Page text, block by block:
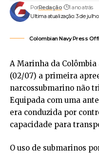
Ultima atualização: 3 de julho
PorRedação 1 ano atrás
Colombian Navy Press
A Marinha da
(02/07) a primeira
narcossubmarino não
Equipada com uma
era conduzida por
capacidade para
O uso de submarinos